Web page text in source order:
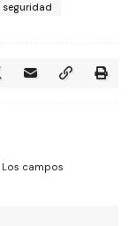
seguridad
Los campos